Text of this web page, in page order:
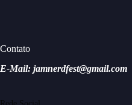
Contato
E-Mail: jamnerdfest@gmail.com
Rede Social